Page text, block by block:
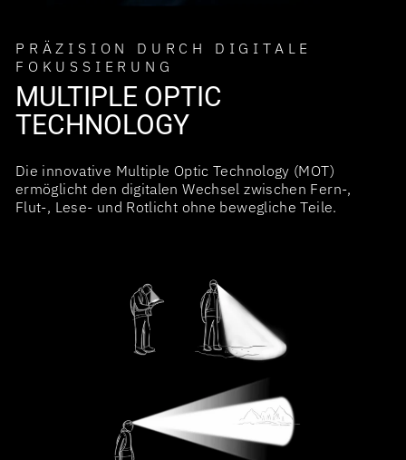
PRÄZISION DURCH DIGITALE
FOKUSSIERUNG
MULTIPLE OPTIC
TECHNOLOGY
Die innovative Multiple Optic Technology (MOT)
ermöglicht den digitalen Wechsel zwischen Fern-,
Flut-, Lese- und Rotlicht ohne bewegliche Teile.